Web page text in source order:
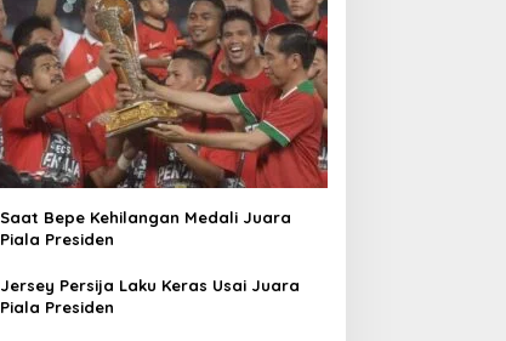
Saat Bepe Kehilangan Medali Juara
Piala Presiden
Jersey Persija Laku Keras Usai Juara
Piala Presiden